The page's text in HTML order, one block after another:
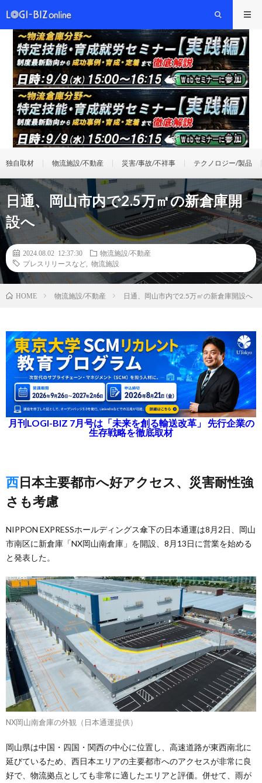
独自取材 物流施設/不動産 災害/事故/不祥事 テクノロジー/製品
日通、岡山市内で2.5万㎡の新倉庫開
設へ
2024.08.02 12:37:30
物流施設/不動産
プレスリリースなど
物流施設
HOME 物流施設/不動産 日通、岡山市内で2.5万㎡の新倉庫開設へ
月刊LOGI-BIZ 7月号は「未来を創る輸送改革」 先行企業の
生存戦略を徹底取材
西日本主要都市へ好アクセス、災害耐性強
さも考慮
NIPPON EXPRESSホールディングス傘下の日本通運は8月2日、岡山
市南区に新倉庫「NX岡山南倉庫」を開設、8月13日に営業を始める
と発表した。
NX岡山南倉庫の外観（日本通運提供）
岡山県は中国・四国・関西の中心に位置し、高速道路が東西南北に
延びているため、西日本エリアの主要都市へのアクセスが非常に良
好で、物流拠点としても非常に適したエリアと評価。併せて、雨が